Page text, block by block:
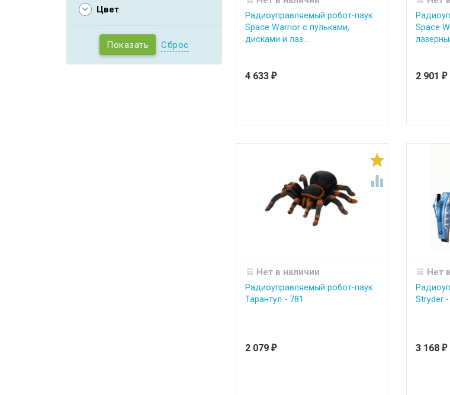
Цвет
Сброс
Радиоуправляемый робот-паук
Space Warrior с пульками,
дисками и лаз...
4 633 ₽
Space
2 901 ₽


Нет в наличии
Радиоуправляемый робот-паук
Тарантул - 781
2 079 ₽
Нет
Stryder -
3 168 ₽